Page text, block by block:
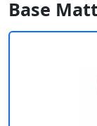
Base